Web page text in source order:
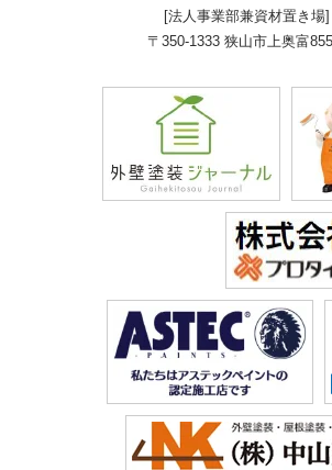
[法人事業部兼資材置き場]
〒350-1333 狭山市上奥富